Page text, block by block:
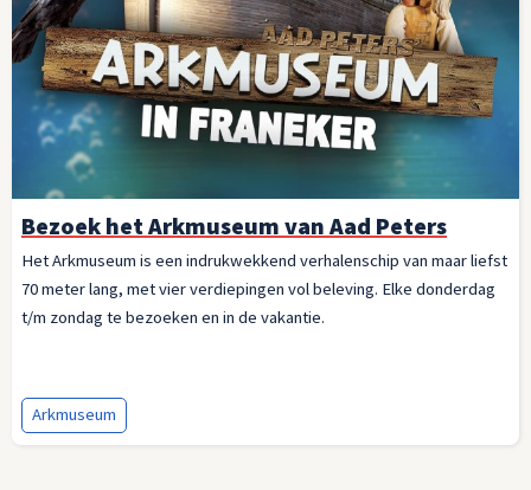
Bezoek het Arkmuseum van Aad Peters
Het Arkmuseum is een indrukwekkend verhalenschip van maar liefst
70 meter lang, met vier verdiepingen vol beleving. Elke donderdag
t/m zondag te bezoeken en in de vakantie.
Arkmuseum